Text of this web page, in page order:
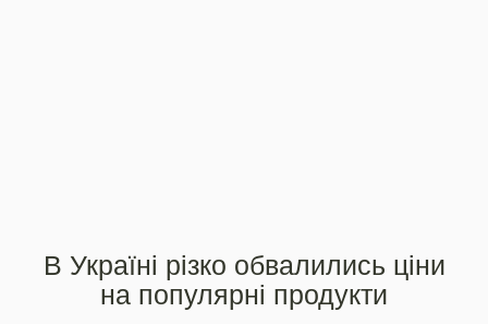
В Україні різко обвалились ціни
на популярні продукти